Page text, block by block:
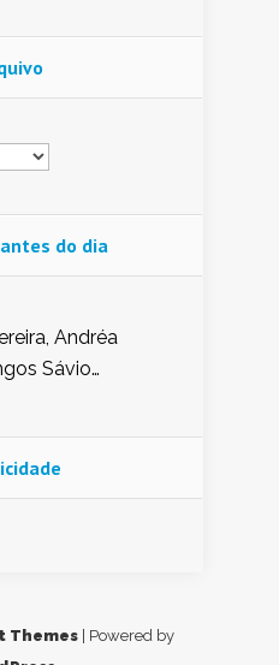
do dia
Andréa
Sávio
Fátima Peixoto,
Mesel,
Themes | Powered by